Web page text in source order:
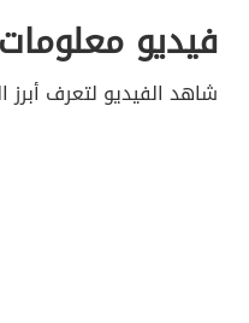
فيديو
شاهد الفيديو لتعرف